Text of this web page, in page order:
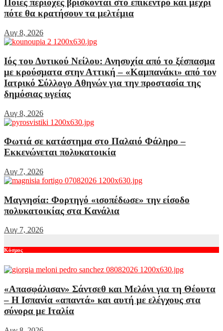
Ποιες περιοχές βρίσκονται στο επίκεντρο και μέχρι
πότε θα κρατήσουν τα μελτέμια
Αυγ 8, 2026
Ιός του Δυτικού Νείλου: Ανησυχία από το ξέσπασμα
με κρούσματα στην Αττική – «Καμπανάκι» από τον
Ιατρικό Σύλλογο Αθηνών για την προστασία της
δημόσιας υγείας
Αυγ 8, 2026
Φωτιά σε κατάστημα στο Παλαιό Φάληρο –
Εκκενώνεται πολυκατοικία
Αυγ 7, 2026
Μαγνησία: Φορτηγό «ισοπέδωσε» την είσοδο
πολυκατοικίας στα Κανάλια
Αυγ 7, 2026
Κόσμος
«Απασφάλισαν» Σάντσεθ και Μελόνι για τη Θέουτα
– Η Ισπανία «απαντά» και αυτή με ελέγχους στα
σύνορα με Ιταλία